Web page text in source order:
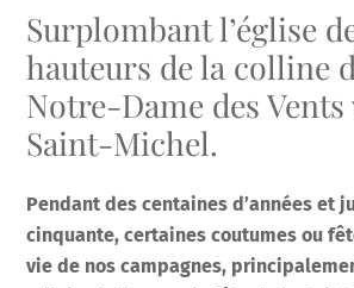
Surplombant l’église
hauteurs de la colline
Notre-Dame des
Saint-Michel.
Pendant des centaines d’années et
cinquante, certaines coutumes ou
vie de nos campagnes,